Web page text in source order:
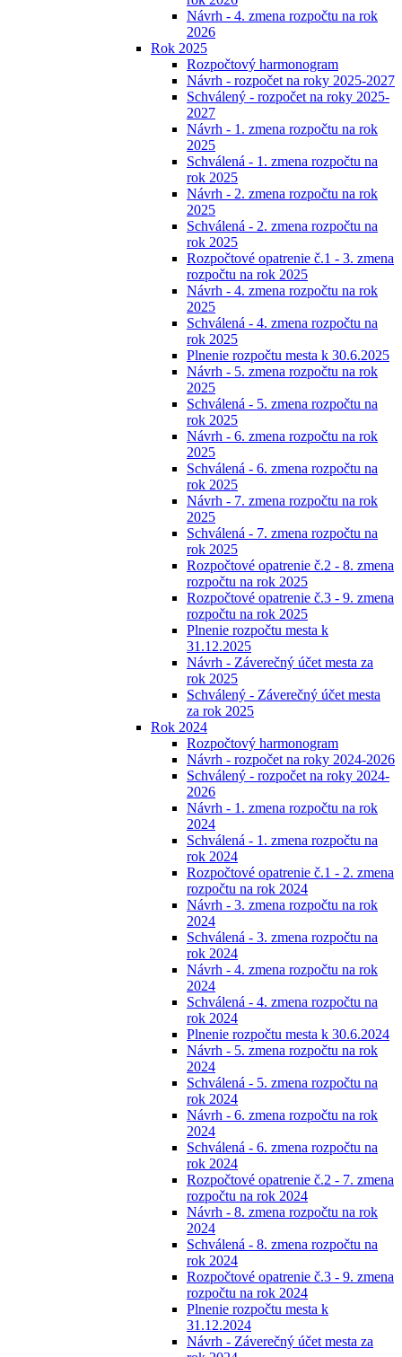
Návrh - 4. zmena rozpočtu na rok
2026
Rok 2025
Rozpočtový harmonogram
Návrh - rozpočet na roky 2025-2027
Schválený - rozpočet na roky 2025-
2027
Návrh - 1. zmena rozpočtu na rok
2025
Schválená - 1. zmena rozpočtu na
rok 2025
Návrh - 2. zmena rozpočtu na rok
2025
Schválená - 2. zmena rozpočtu na
rok 2025
Rozpočtové opatrenie č.1 - 3. zmena
rozpočtu na rok 2025
Návrh - 4. zmena rozpočtu na rok
2025
Schválená - 4. zmena rozpočtu na
rok 2025
Plnenie rozpočtu mesta k 30.6.2025
Návrh - 5. zmena rozpočtu na rok
2025
Schválená - 5. zmena rozpočtu na
rok 2025
Návrh - 6. zmena rozpočtu na rok
2025
Schválená - 6. zmena rozpočtu na
rok 2025
Návrh - 7. zmena rozpočtu na rok
2025
Schválená - 7. zmena rozpočtu na
rok 2025
Rozpočtové opatrenie č.2 - 8. zmena
rozpočtu na rok 2025
Rozpočtové opatrenie č.3 - 9. zmena
rozpočtu na rok 2025
Plnenie rozpočtu mesta k
31.12.2025
Návrh - Záverečný účet mesta za
rok 2025
Schválený - Záverečný účet mesta
za rok 2025
Rok 2024
Rozpočtový harmonogram
Návrh - rozpočet na roky 2024-2026
Schválený - rozpočet na roky 2024-
2026
Návrh - 1. zmena rozpočtu na rok
2024
Schválená - 1. zmena rozpočtu na
rok 2024
Rozpočtové opatrenie č.1 - 2. zmena
rozpočtu na rok 2024
Návrh - 3. zmena rozpočtu na rok
2024
Schválená - 3. zmena rozpočtu na
rok 2024
Návrh - 4. zmena rozpočtu na rok
2024
Schválená - 4. zmena rozpočtu na
rok 2024
Plnenie rozpočtu mesta k 30.6.2024
Návrh - 5. zmena rozpočtu na rok
2024
Schválená - 5. zmena rozpočtu na
rok 2024
Návrh - 6. zmena rozpočtu na rok
2024
Schválená - 6. zmena rozpočtu na
rok 2024
Rozpočtové opatrenie č.2 - 7. zmena
rozpočtu na rok 2024
Návrh - 8. zmena rozpočtu na rok
2024
Schválená - 8. zmena rozpočtu na
rok 2024
Rozpočtové opatrenie č.3 - 9. zmena
rozpočtu na rok 2024
Plnenie rozpočtu mesta k
31.12.2024
Návrh - Záverečný účet mesta za